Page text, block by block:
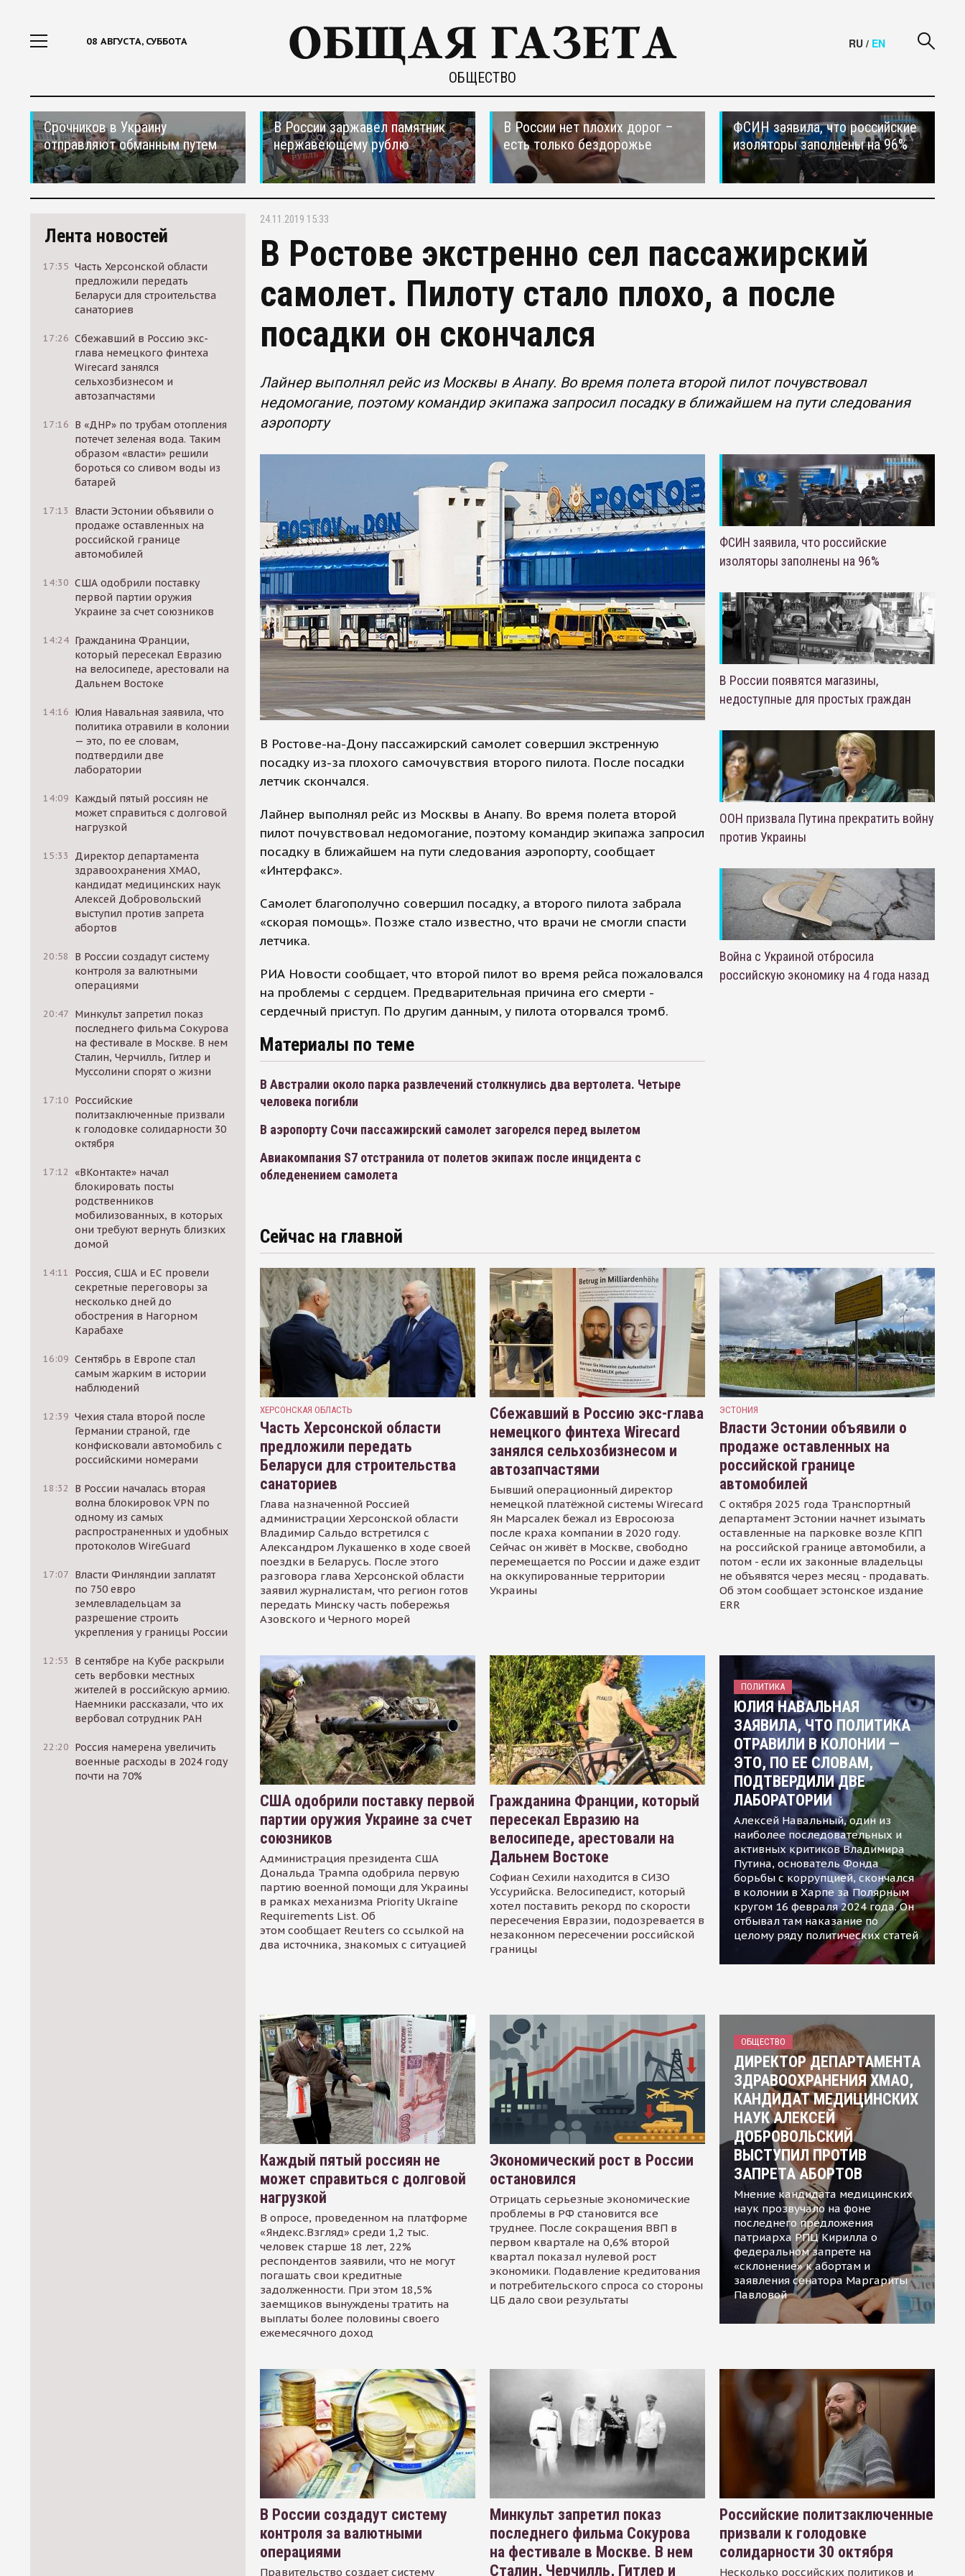
08 АВГУСТА, СУББОТА
ОБЩЕСТВО
RU / EN
Срочников в Украину
отправляют обманным путем
В России заржавел памятник
нержавеющему рублю
В России нет плохих дорог –
есть только бездорожье
ФСИН заявила, что российские
изоляторы заполнены на 96%
Лента новостей
17:35 Часть Херсонской области
предложили передать
Беларуси для строительства
санаториев
17:26 Сбежавший в Россию экс-
глава немецкого финтеха
Wirecard занялся
сельхозбизнесом и
автозапчастями
17:16 В «ДНР» по трубам отопления
потечет зеленая вода. Таким
образом «власти» решили
бороться со сливом воды из
батарей
17:13
Власти Эстонии объявили о
продаже оставленных на
российской границе
автомобилей
14:30 США одобрили поставку
первой партии оружия
Украине за счет союзников
14:24 Гражданина Франции,
который пересекал Евразию
на велосипеде, арестовали на
Дальнем Востоке
14:16 Юлия Навальная заявила, что
политика отравили в колонии
— это, по ее словам,
подтвердили две
лаборатории
14:09 Каждый пятый россиян не
может справиться с долговой
нагрузкой
15:33
Директор департамента
здравоохранения ХМАО,
кандидат медицинских наук
Алексей Добровольский
выступил против запрета
абортов
20:58
В России создадут систему
контроля за валютными
операциями
20:47 Минкульт запретил показ
последнего фильма Сокурова
на фестивале в Москве. В нем
Сталин, Черчилль, Гитлер и
Муссолини спорят о жизни
17:10 Российские
политзаключенные призвали
к голодовке солидарности 30
октября
17:12 «ВКонтакте» начал
блокировать посты
родственников
мобилизованных, в которых
они требуют вернуть близких
домой
14:11
Россия, США и ЕС провели
секретные переговоры за
несколько дней до
обострения в Нагорном
Карабахе
16:09 Сентябрь в Европе стал
самым жарким в истории
наблюдений
12:39 Чехия стала второй после
Германии страной, где
конфисковали автомобиль с
российскими номерами
18:32
В России началась вторая
волна блокировок VPN по
одному из самых
распространенных и удобных
протоколов WireGuard
17:07 Власти Финляндии заплатят
по 750 евро
землевладельцам за
разрешение строить
укрепления у границы России
12:53
В сентябре на Кубе раскрыли
сеть вербовки местных
жителей в российскую армию.
Наемники рассказали, что их
вербовал сотрудник РАН
22:20 Россия намерена увеличить
военные расходы в 2024 году
почти на 70%
24.11.2019 15:33
В Ростове экстренно сел пассажирский
самолет. Пилоту стало плохо, а после
посадки он скончался
Лайнер выполнял рейс из Москвы в Анапу. Во время полета второй пилот почувствовал
недомогание, поэтому командир экипажа запросил посадку в ближайшем на пути следования
аэропорту
В Ростове-на-Дону пассажирский самолет совершил экстренную
посадку из-за плохого самочувствия второго пилота. После посадки
летчик скончался.
Лайнер выполнял рейс из Москвы в Анапу. Во время полета второй
пилот почувствовал недомогание, поэтому командир экипажа запросил
посадку в ближайшем на пути следования аэропорту, сообщает
«Интерфакс».
Самолет благополучно совершил посадку, а второго пилота забрала
«скорая помощь». Позже стало известно, что врачи не смогли спасти
летчика.
РИА Новости сообщает, что второй пилот во время рейса пожаловался
на проблемы с сердцем. Предварительная причина его смерти -
сердечный приступ. По другим данным, у пилота оторвался тромб.
Материалы по теме
В Австралии около парка развлечений столкнулись два вертолета. Четыре
человека погибли
В аэропорту Сочи пассажирский самолет загорелся перед вылетом
Авиакомпания S7 отстранила от полетов экипаж после инцидента с
обледенением самолета
ФСИН заявила, что российские
изоляторы заполнены на 96%
В России появятся магазины,
недоступные для простых граждан
ООН призвала Путина прекратить войну
против Украины
Война с Украиной отбросила
российскую экономику на 4 года назад
Сейчас на главной
ХЕРСОНСКАЯ ОБЛАСТЬ
Часть Херсонской области
предложили передать
Беларуси для строительства
санаториев
Глава назначенной Россией
администрации Херсонской области
Владимир Сальдо встретился с
Александром Лукашенко в ходе своей
поездки в Беларусь. После этого
разговора глава Херсонской области
заявил журналистам, что регион готов
передать Минску часть побережья
Азовского и Черного морей
Сбежавший в Россию экс-глава
немецкого финтеха Wirecard
занялся сельхозбизнесом и
автозапчастями
Бывший операционный директор
немецкой платёжной системы Wirecard
Ян Марсалек бежал из Евросоюза
после краха компании в 2020 году.
Сейчас он живёт в Москве, свободно
перемещается по России и даже ездит
на оккупированные территории
Украины
ЭСТОНИЯ
Власти Эстонии объявили о
продаже оставленных на
российской границе
автомобилей
С октября 2025 года Транспортный
департамент Эстонии начнет изымать
оставленные на парковке возле КПП
на российской границе автомобили, а
потом - если их законные владельцы
не объявятся через месяц - продавать.
Об этом сообщает эстонское издание
ERR
США одобрили поставку первой
партии оружия Украине за счет
союзников
Администрация президента США
Дональда Трампа одобрила первую
партию военной помощи для Украины
в рамках механизма Priority Ukraine
Requirements List. Об
этом сообщает Reuters со ссылкой на
два источника, знакомых с ситуацией
Гражданина Франции, который
пересекал Евразию на
велосипеде, арестовали на
Дальнем Востоке
Софиан Сехили находится в СИЗО
Уссурийска. Велосипедист, который
хотел поставить рекорд по скорости
пересечения Евразии, подозревается в
незаконном пересечении российской
границы
ПОЛИТИКА
ЮЛИЯ НАВАЛЬНАЯ
ЗАЯВИЛА, ЧТО ПОЛИТИКА
ОТРАВИЛИ В КОЛОНИИ —
ЭТО, ПО ЕЕ СЛОВАМ,
ПОДТВЕРДИЛИ ДВЕ
ЛАБОРАТОРИИ
Алексей Навальный, один из
наиболее последовательных и
активных критиков Владимира
Путина, основатель Фонда
борьбы с коррупцией, скончался
в колонии в Харпе за Полярным
кругом 16 февраля 2024 года. Он
отбывал там наказание по
целому ряду политических статей
Каждый пятый россиян не
может справиться с долговой
нагрузкой
В опросе, проведенном на платформе
«Яндекс.Взгляд» среди 1,2 тыс.
человек старше 18 лет, 22%
респондентов заявили, что не могут
погашать свои кредитные
задолженности. При этом 18,5%
заемщиков вынуждены тратить на
выплаты более половины своего
ежемесячного доход
Экономический рост в России
остановился
Отрицать серьезные экономические
проблемы в РФ становится все
труднее. После сокращения ВВП в
первом квартале на 0,6% второй
квартал показал нулевой рост
экономики. Подавление кредитования
и потребительского спроса со стороны
ЦБ дало свои результаты
ОБЩЕСТВО
ДИРЕКТОР ДЕПАРТАМЕНТА
ЗДРАВООХРАНЕНИЯ ХМАО,
КАНДИДАТ МЕДИЦИНСКИХ
НАУК АЛЕКСЕЙ
ДОБРОВОЛЬСКИЙ
ВЫСТУПИЛ ПРОТИВ
ЗАПРЕТА АБОРТОВ
Мнение кандидата медицинских
наук прозвучало на фоне
последнего предложения
патриарха РПЦ Кирилла о
федеральном запрете на
«склонение» к абортам и
заявления сенатора Маргариты
Павловой
В России создадут систему
контроля за валютными
операциями
Правительство создает систему
Минкульт запретил показ
последнего фильма Сокурова
на фестивале в Москве. В нем
Сталин, Черчилль, Гитлер и
Российские политзаключенные
призвали к голодовке
солидарности 30 октября
Несколько российских политиков и